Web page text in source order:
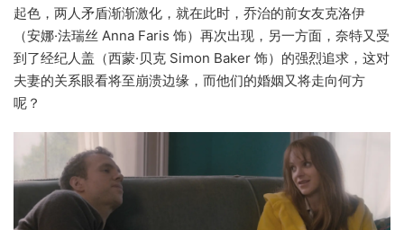
起色，两人矛盾渐渐激化，就在此时，乔治的前女友克洛伊
（安娜·法瑞丝 Anna Faris 饰）再次出现，另一方面，奈特又受
到了经纪人盖（西蒙·贝克 Simon Baker 饰）的强烈追求，这对
夫妻的关系眼看将至崩溃边缘，而他们的婚姻又将走向何方
呢？